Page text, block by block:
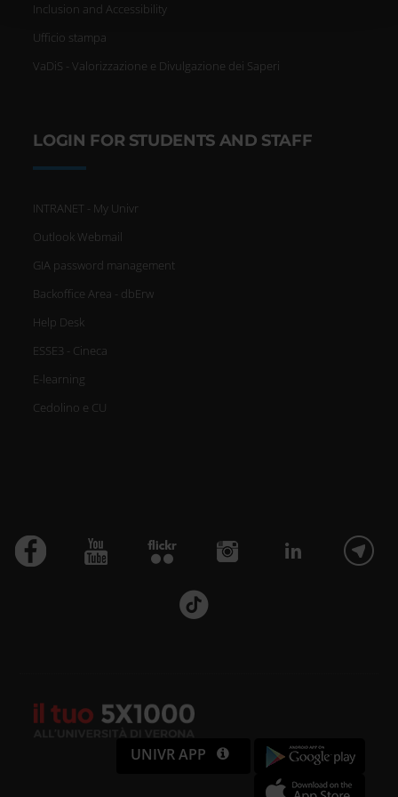
qualche metro,
Identificare il tuo dispositivo,
specifiche (impronte digitali).
imposta le tue preferenze nella
sezione dettagli
o ritirare il tuo consenso in
qualsiasi momento dalla
Dichiarazione sui cookie.
dei social media e per analizzare il
nostro traffico. Condividiamo
partner che si occupano di analisi
dei dati web, pubblicità e social
media, i quali potrebbero
Inclusion and Accessibility
Ufficio stampa
VaDiS - Valorizzazione e Divulgazione dei Saperi
LOGIN FOR STUDENTS AND STAFF
INTRANET - My Univr
Outlook Webmail
GIA password management
Backoffice Area - dbErw
Help Desk
ESSE3 - Cineca
E-learning
Cedolino e CU
UNIVR APP